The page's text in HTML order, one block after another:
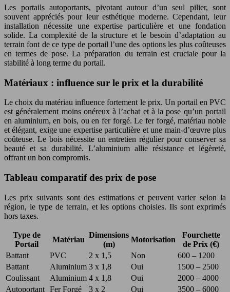
Les portails autoportants, pivotant autour d’un seul pilier, sont
souvent appréciés pour leur esthétique moderne. Cependant, leur
installation nécessite une expertise particulière et une fondation
solide. La complexité de la structure et le besoin d’adaptation au
terrain font de ce type de portail l’une des options les plus coûteuses
en termes de pose. La préparation du terrain est cruciale pour la
stabilité à long terme du portail.
Matériaux : influence sur le prix et la durabilité
Le choix du matériau influence fortement le prix. Un portail en PVC
est généralement moins onéreux à l’achat et à la pose qu’un portail
en aluminium, en bois, ou en fer forgé. Le fer forgé, matériau noble
et élégant, exige une expertise particulière et une main-d’œuvre plus
coûteuse. Le bois nécessite un entretien régulier pour conserver sa
beauté et sa durabilité. L’aluminium allie résistance et légèreté,
offrant un bon compromis.
Tableau comparatif des prix de pose
Les prix suivants sont des estimations et peuvent varier selon la
région, le type de terrain, et les options choisies. Ils sont exprimés
hors taxes.
Type de
Portail
Matériau
Dimensions
(m)
Motorisation
Fourchette
de Prix (€)
Battant
PVC 2 x 1,5 Non
600 – 1200
Battant
Aluminium 3 x 1,8 Oui
1500 – 2500
Coulissant
Aluminium 4 x 1,8 Oui
2000 – 4000
Autoportant Fer Forgé 3 x 2 Oui 3500 – 6000